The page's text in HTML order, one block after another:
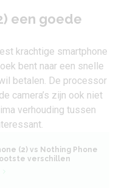
een goede
krachtige smartphone
bent naar een snelle
betalen. De processor
camera’s zijn ook niet
verhouding tussen
(2) vs Nothing Phone
verschillen